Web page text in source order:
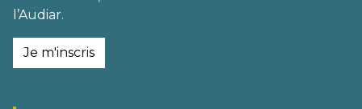
l’Audiar.
Je m'inscris